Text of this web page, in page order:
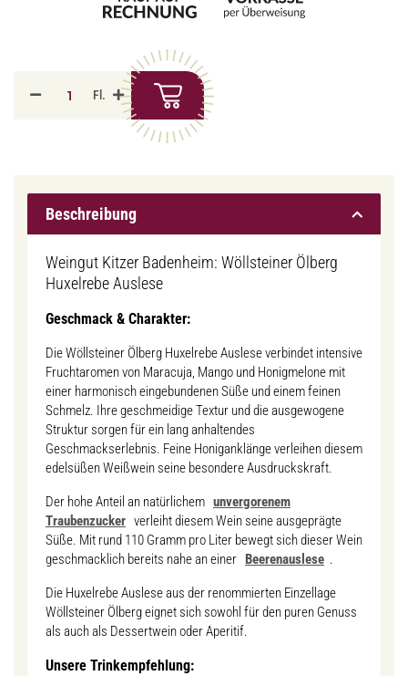
Fl.
Beschreibung
Weingut Kitzer Badenheim: Wöllsteiner Ölberg
Huxelrebe Auslese
Geschmack & Charakter:
Die Wöllsteiner Ölberg Huxelrebe Auslese verbindet intensive
Fruchtaromen von Maracuja, Mango und Honigmelone mit
einer harmonisch eingebundenen Süße und einem feinen
Schmelz. Ihre geschmeidige Textur und die ausgewogene
Struktur sorgen für ein lang anhaltendes
Geschmackserlebnis. Feine Honiganklänge verleihen diesem
edelsüßen Weißwein seine besondere Ausdruckskraft.
Der hohe Anteil an natürlichem unvergorenem
Traubenzucker verleiht diesem Wein seine ausgeprägte
Süße. Mit rund 110 Gramm pro Liter bewegt sich dieser Wein
geschmacklich bereits nahe an einer Beerenauslese .
Die Huxelrebe Auslese aus der renommierten Einzellage
Wöllsteiner Ölberg eignet sich sowohl für den puren Genuss
als auch als Dessertwein oder Aperitif.
Unsere Trinkempfehlung: